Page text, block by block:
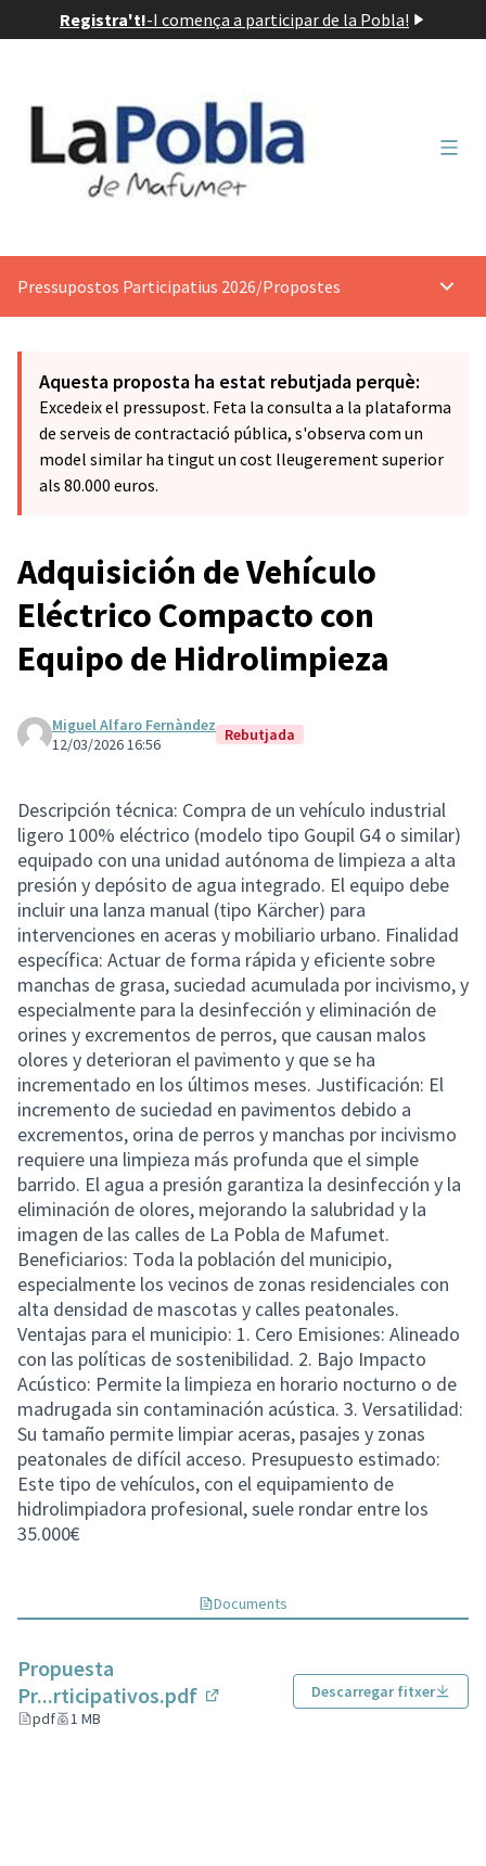
Registra't!-I comença a participar de la Pobla!
Pressupostos Participatius 2026/Propostes
Aquesta proposta ha estat rebutjada perquè:
Excedeix el pressupost. Feta la consulta a la plataforma
de serveis de contractació pública, s'observa com un
model similar ha tingut un cost lleugerement superior
als 80.000 euros.
Adquisición de Vehículo
Eléctrico Compacto con
Equipo de Hidrolimpieza
Miguel Alfaro Fernàndez
12/03/2026 16:56
Rebutjada
Descripción técnica: Compra de un vehículo industrial
ligero 100% eléctrico (modelo tipo Goupil G4 o similar)
equipado con una unidad autónoma de limpieza a alta
presión y depósito de agua integrado. El equipo debe
incluir una lanza manual (tipo Kärcher) para
intervenciones en aceras y mobiliario urbano. Finalidad
específica: Actuar de forma rápida y eficiente sobre
manchas de grasa, suciedad acumulada por incivismo, y
especialmente para la desinfección y eliminación de
orines y excrementos de perros, que causan malos
olores y deterioran el pavimento y que se ha
incrementado en los últimos meses. Justificación: El
incremento de suciedad en pavimentos debido a
excrementos, orina de perros y manchas por incivismo
requiere una limpieza más profunda que el simple
barrido. El agua a presión garantiza la desinfección y la
eliminación de olores, mejorando la salubridad y la
imagen de las calles de La Pobla de Mafumet.
Beneficiarios: Toda la población del municipio,
especialmente los vecinos de zonas residenciales con
alta densidad de mascotas y calles peatonales.
Ventajas para el municipio: 1. Cero Emisiones: Alineado
con las políticas de sostenibilidad. 2. Bajo Impacto
Acústico: Permite la limpieza en horario nocturno o de
madrugada sin contaminación acústica. 3. Versatilidad:
Su tamaño permite limpiar aceras, pasajes y zonas
peatonales de difícil acceso. Presupuesto estimado:
Este tipo de vehículos, con el equipamiento de
hidrolimpiadora profesional, suele rondar entre los
35.000€
Documents
Propuesta
Pr...rticipativos.pdf
(Enllaç extern)
pdf 1 MB
Descarregar fitxer